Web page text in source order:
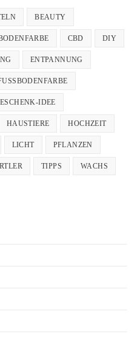
BEAUTY
CBD DIY
ENTPANNUNG
IDEE
HAUSTIERE HOCHZEIT
LICHT PFLANZEN
TIPPS WACHS